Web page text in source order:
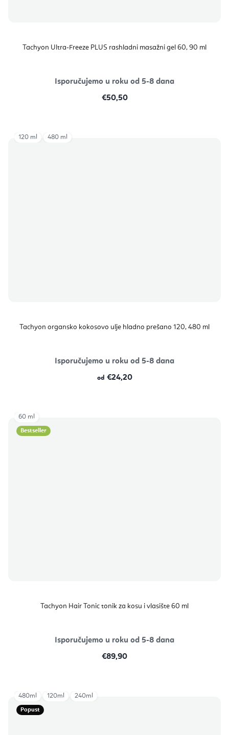
Tachyon Ultra-Freeze PLUS rashladni masažni gel 60, 90 ml
Isporučujemo u roku od 5-8 dana
€50,50
Tachyon organsko kokosovo ulje hladno prešano 120, 480 ml
Isporučujemo u roku od 5-8 dana
od €24,20
120 ml 480 ml
Bestseller
Tachyon Hair Tonic tonik za kosu i vlasište 60 ml
Isporučujemo u roku od 5-8 dana
€89,90
60 ml
Popust
480ml 120ml 240ml